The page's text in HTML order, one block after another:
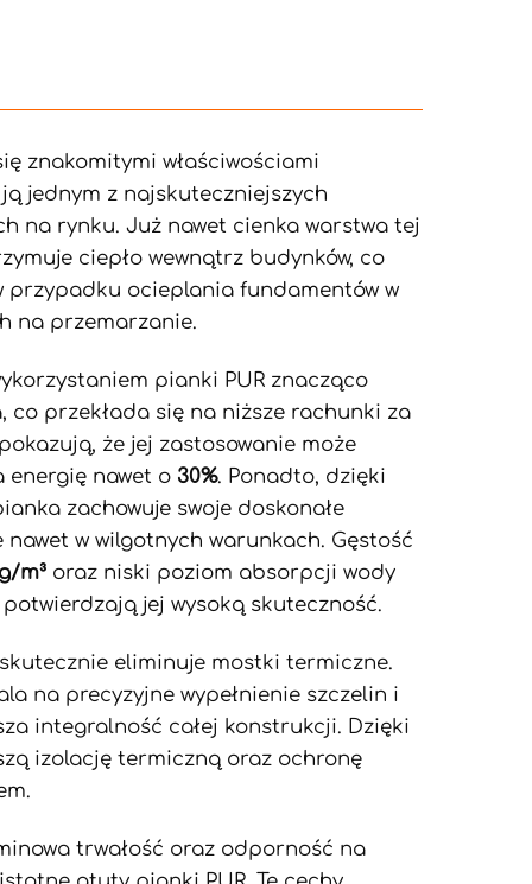
znakomitymi właściwościami
jednym z najskuteczniejszych
na rynku. Już nawet cienka warstwa tej
ciepło wewnątrz budynków, co
przypadku ocieplania fundamentów w
na przemarzanie.
pianki PUR znacząco
co przekłada się na niższe rachunki za
że jej zastosowanie może
energię nawet o 30%. Ponadto, dzięki
zachowuje swoje doskonałe
nawet w wilgotnych warunkach. Gęstość
m³oraz niski poziom absorpcji wody
jej wysoką skuteczność.
eliminuje mostki termiczne.
na precyzyjne wypełnienie szczelin i
integralność całej konstrukcji. Dzięki
izolację termiczną oraz ochronę
trwałość oraz odporność na